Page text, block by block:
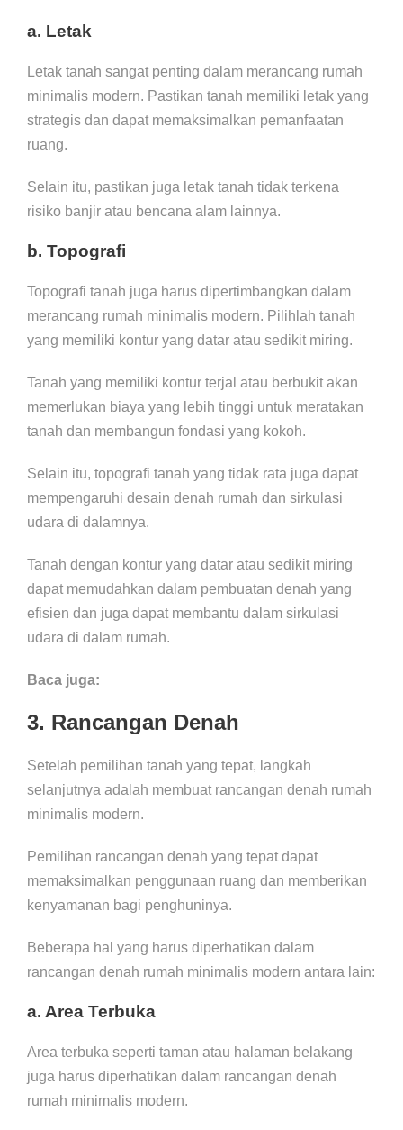
a. Letak
Letak tanah sangat penting dalam merancang rumah
minimalis modern. Pastikan tanah memiliki letak yang
strategis dan dapat memaksimalkan pemanfaatan
ruang.
Selain itu, pastikan juga letak tanah tidak terkena
risiko banjir atau bencana alam lainnya.
b. Topografi
Topografi tanah juga harus dipertimbangkan dalam
merancang rumah minimalis modern. Pilihlah tanah
yang memiliki kontur yang datar atau sedikit miring.
Tanah yang memiliki kontur terjal atau berbukit akan
memerlukan biaya yang lebih tinggi untuk meratakan
tanah dan membangun fondasi yang kokoh.
Selain itu, topografi tanah yang tidak rata juga dapat
mempengaruhi desain denah rumah dan sirkulasi
udara di dalamnya.
Tanah dengan kontur yang datar atau sedikit miring
dapat memudahkan dalam pembuatan denah yang
efisien dan juga dapat membantu dalam sirkulasi
udara di dalam rumah.
Baca juga:
3. Rancangan Denah
Setelah pemilihan tanah yang tepat, langkah
selanjutnya adalah membuat rancangan denah rumah
minimalis modern.
Pemilihan rancangan denah yang tepat dapat
memaksimalkan penggunaan ruang dan memberikan
kenyamanan bagi penghuninya.
Beberapa hal yang harus diperhatikan dalam
rancangan denah rumah minimalis modern antara lain:
a. Area Terbuka
Area terbuka seperti taman atau halaman belakang
juga harus diperhatikan dalam rancangan denah
rumah minimalis modern.